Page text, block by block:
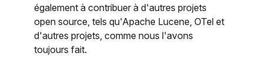
également à contribuer à d'autres projets
open source, tels qu'Apache Lucene, OTel et
d'autres projets, comme nous l'avons
toujours fait.